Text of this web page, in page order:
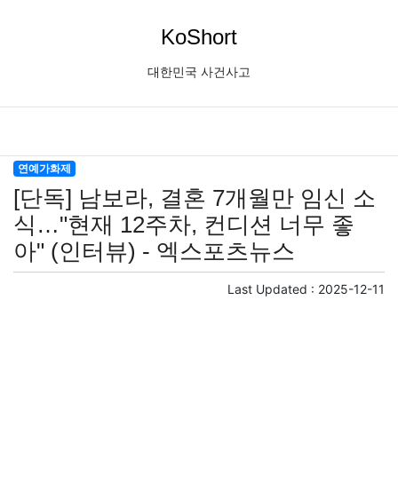
KoShort
대한민국 사건사고
연예가화제
[단독] 남보라, 결혼 7개월만 임신 소
식…"현재 12주차, 컨디션 너무 좋
아" (인터뷰) - 엑스포츠뉴스
Last Updated : 2025-12-11